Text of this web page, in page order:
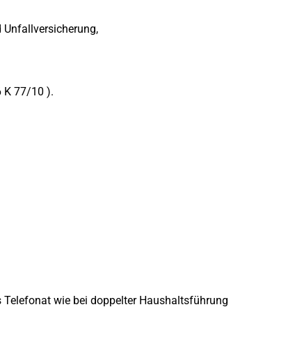
K 77/10 ).
wie bei doppelter Haushaltsführung